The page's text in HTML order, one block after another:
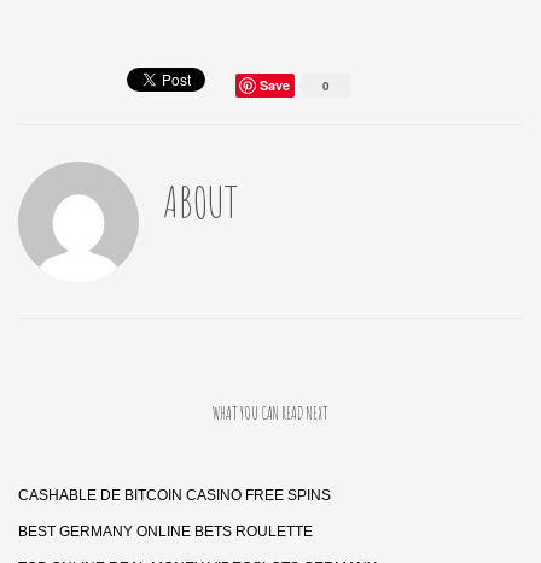
0
Save
ABOUT
WHAT YOU CAN READ NEXT
CASHABLE DE BITCOIN CASINO FREE SPINS
BEST GERMANY ONLINE BETS ROULETTE